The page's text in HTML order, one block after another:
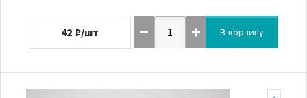
42 ₽/шт В корзину